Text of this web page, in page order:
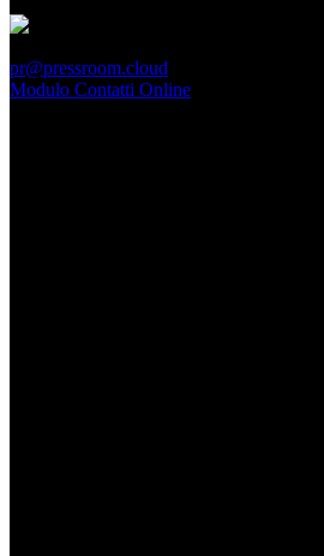
pr@pressroom.cloud
Modulo Contatti Online